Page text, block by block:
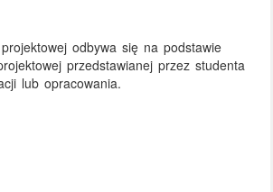
odbywa się na podstawie
przedstawianej przez studenta
lub opracowania.